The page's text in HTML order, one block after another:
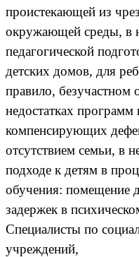
проистекающей из
окружающей среды, в
педагогичеcкой
детских домов, для
правило, безучастном
недостатках
компенсирующих
отсутствием семьи, в
подходе к детям в
обучения: помещение
задержек в
Специалисты по
учреждений,